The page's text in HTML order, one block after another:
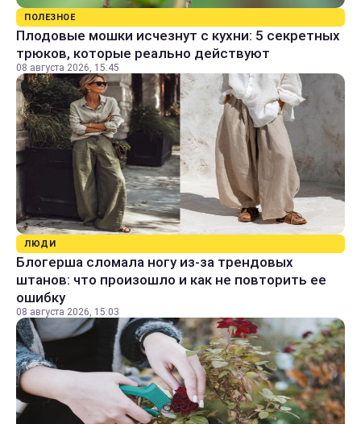
ПОЛЕЗНОЕ
Плодовые мошки исчезнут с кухни: 5 секретных
трюков, которые реально действуют
08 августа 2026, 15:45
ЛЮДИ
Блогерша сломала ногу из-за трендовых
штанов: что произошло и как не повторить ее
ошибку
08 августа 2026, 15:03